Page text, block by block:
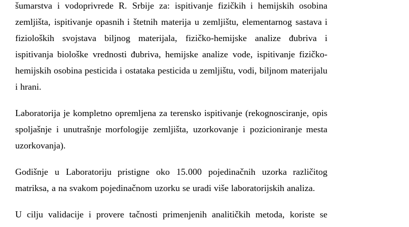
šumarstva i vodoprivrede R. Srbije za: ispitivanje fizičkih i hemijskih osobina
zemljišta, ispitivanje opasnih i štetnih materija u zemljištu, elementarnog sastava i
fizioloških svojstava biljnog materijala, fizičko-hemijske analize đubriva i
ispitivanja biološke vrednosti đubriva, hemijske analize vode, ispitivanje fizičko-
hemijskih osobina pesticida i ostataka pesticida u zemljištu, vodi, biljnom materijalu
i hrani.
Laboratorija je kompletno opremljena za terensko ispitivanje (rekognosciranje, opis
spoljašnje i unutrašnje morfologije zemljišta, uzorkovanje i pozicioniranje mesta
uzorkovanja).
Godišnje u Laboratoriju pristigne oko 15.000 pojedinačnih uzorka različitog
matriksa, a na svakom pojedinačnom uzorku se uradi više laboratorijskih analiza.
U cilju validacije i provere tačnosti primenjenih analitičkih metoda, koriste se